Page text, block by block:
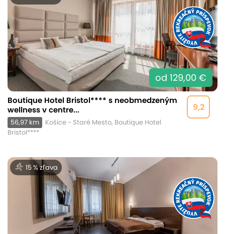
od 129,00 €
9,2
Boutique Hotel Bristol**** s neobmedzeným
wellness v centre...
56,97 km
Košice - Staré Mesto, Boutique Hotel
Bristol****
15 % zľava